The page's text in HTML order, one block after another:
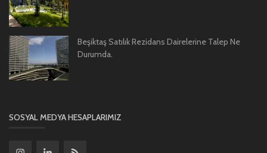
Beşiktaş Satılık Rezidans Dairelerine Talep Ne
Durumda.
SOSYAL MEDYA HESAPLARIMIZ